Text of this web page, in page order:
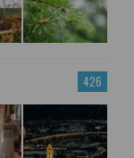
426